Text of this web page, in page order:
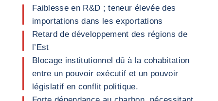
Faiblesse en R&D ; teneur élevée des
importations dans les exportations
Retard de développement des régions de
l’Est
Blocage institutionnel dû à la cohabitation
entre un pouvoir exécutif et un pouvoir
législatif en conflit politique.